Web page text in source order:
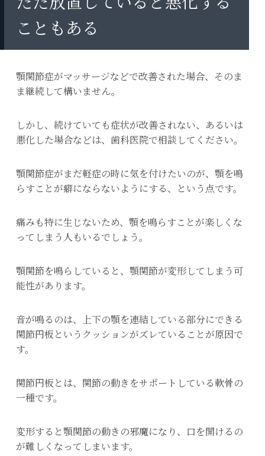
こともある
顎関節症がマッサージなどで改善された場合、そのま
ま継続して構いません。
しかし、続けていても症状が改善されない、あるいは
悪化した場合などは、歯科医院で相談してください。
顎関節症がまだ軽症の時に気を付けたいのが、顎を鳴
らすことが癖にならないようにする、という点です。
痛みも特に生じないため、顎を鳴らすことが楽しくな
ってしまう人もいるでしょう。
顎関節を鳴らしていると、顎関節が変形してしまう可
能性があります。
音が鳴るのは、上下の顎を連結している部分にできる
関節円板というクッションがズレていることが原因で
す。
関節円板とは、関節の動きをサポートしている軟骨の
一種です。
変形すると顎関節の動きの邪魔になり、口を開けるの
が難しくなってしまいます。